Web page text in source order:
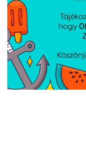
KARCHER WD 2/3
GYAPJÚ PORZSÁK,
2.863-314.0